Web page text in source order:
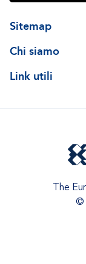
Sitemap
Chi siamo
Link utili
The
©